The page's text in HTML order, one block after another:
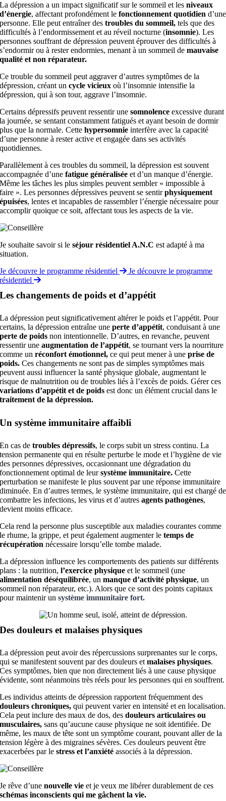
La dépression a un impact significatif sur le sommeil et lesniveaux
d’énergie, affectant profondément lefonctionnement quotidien d’une
personne. Elle peut entraîner des troubles du sommeil, tels que des
difficultés à l’endormissement et au réveil nocturne (insomnie). Les
personnes souffrant de dépression peuvent éprouver des difficultés à
s’endormir ou à rester endormies, menant à un sommeil de mauvaise
qualité et non réparateur.
Ce trouble du sommeil peut aggraver d’autres symptômes de la
dépression, créant uncycle vicieux où l’insomnie intensifie la
dépression, qui à son tour, aggrave l’insomnie.
Certains dépressifs peuvent ressentir unesomnolence excessive durant
la journée, se sentant constamment fatigués et ayant besoin de dormir
plus que la normale. Cettehypersomnie interfère avec la capacité
d’une personne à rester active et engagée dans ses activités
quotidiennes.
Parallèlement à ces troubles du sommeil, la dépression est souvent
accompagnée d’unefatigue généralisée et d’un manque d’énergie.
Même les tâches les plus simples peuvent sembler « impossible à
faire ». Les personnes dépressives peuvent se sentirphysiquement
épuisées, lentes et incapables de rassembler l’énergie nécessaire pour
accomplir quoique ce soit, affectant tous les aspects de la vie.
Je souhaite savoir si leséjour résidentiel A.N.C est adapté à ma
situation.
Je découvre le programme résidentiel
Je découvre le programme
résidentiel
Les changements de poids et d’appétit
La dépression peut significativement altérer le poids et l’appétit. Pour
certains, la dépression entraîne une perte d’appétit, conduisant à une
perte de poids non intentionnelle. D’autres, en revanche, peuvent
ressentir uneaugmentation de l’appétit, se tournant vers la nourriture
comme unréconfort émotionnel, ce qui peut mener à uneprise de
poids. Ces changements ne sont pas de simples symptômes mais
peuvent aussi influencer la santé physique globale, augmentant le
risque de malnutrition ou de troubles liés à l’excès de poids. Gérer ces
variations d’appétit et de poids est donc un élément crucial dans le
traitement de la dépression.
Un système immunitaire affaibli
En cas de troubles dépressifs, le corps subit un stress continu. La
tension permanente qui en résulte perturbe le mode et l’hygiène de vie
des personnes dépressives, occasionnant une dégradation du
fonctionnement optimal de leursystème immunitaire. Cette
perturbation se manifeste le plus souvent par une réponse immunitaire
diminuée. En d’autres termes, le système immunitaire, qui est chargé de
combattre les infections, les virus et d’autresagents pathogènes,
devient moins efficace.
Cela rend la personne plus susceptible aux maladies courantes comme
le rhume, la grippe, et peut également augmenter letemps de
récupération nécessaire lorsqu’elle tombe malade.
La dépression influence les comportements des patients sur différents
plans : la nutrition,l’exercice physique et le sommeil (une
alimentation déséquilibrée, unmanque d’activité physique, un
sommeil non réparateur, etc.). Alors que ce sont des points capitaux
pour maintenir unsystème immunitaire fort.
Des douleurs et malaises physiques
La dépression peut avoir des répercussions surprenantes sur le corps,
qui se manifestent souvent par des douleurs etmalaises physiques.
Ces symptômes, bien que non directement liés à une cause physique
évidente, sont néanmoins très réels pour les personnes qui en souffrent.
Les individus atteints de dépression rapportent fréquemment des
douleurs chroniques,qui peuvent varier en intensité et en localisation.
Cela peut inclure des maux de dos, des douleurs articulaires ou
musculaires, sans qu’aucune cause physique ne soit identifiée. De
même, les maux de tête sont un symptôme courant, pouvant aller de la
tension légère à des migraines sévères. Ces douleurs peuvent être
exacerbées par lestress et l’anxiété associés à la dépression.
Je rêve d’unenouvelle vie et je veux me libérer durablement de ces
schémas inconscients qui me gâchent la vie.